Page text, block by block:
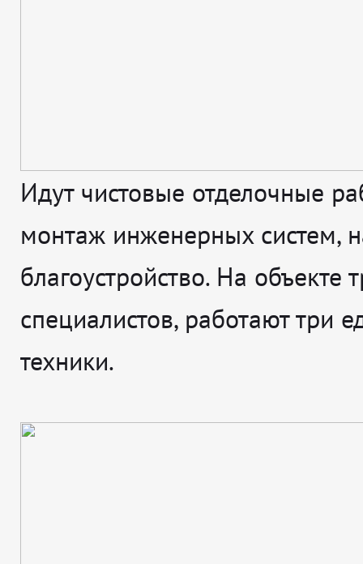
Идут чистовые отделочные
монтаж инженерных систем,
благоустройство. На объекте
специалистов, работают три
техники.